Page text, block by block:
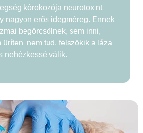
kórokozója neurotoxint
nagyon erős idegméreg. Ennek
begörcsölnek, sem inni,
üríteni nem tud, felszökik a láza
nehézkessé válik.